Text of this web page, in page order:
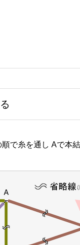
糸を通し Aで本結